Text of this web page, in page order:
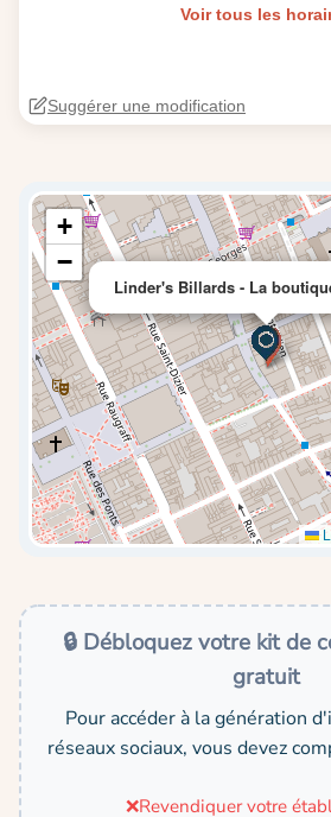
Voir tous les
Suggérer une modification
Linder's Billards - La
+
−
🔒 Débloquez votre kit de
gratuit
Pour accéder à la génération
réseaux sociaux, vous devez
❌Revendiquer votre